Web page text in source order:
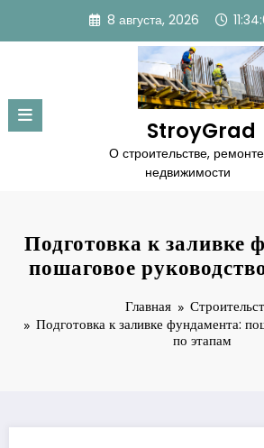
содержимому
8 августа, 2026
StroyGrad
О строительстве,
недвижимости
Подготовка к заливке
пошаговое
Главная
Подготовка к заливке фундамента:
по этапам